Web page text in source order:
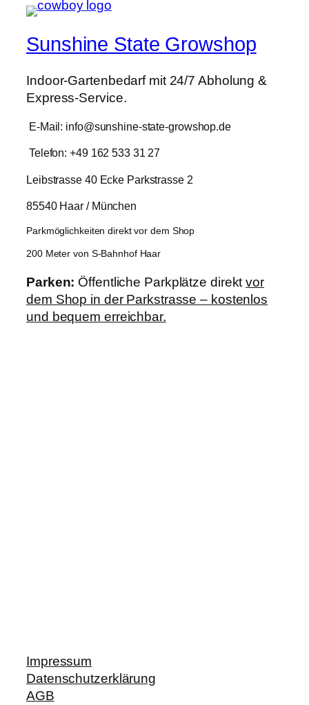
Sunshine State Growshop
Indoor-Gartenbedarf mit 24/7 Abholung &
Express-Service.
E-Mail: info@sunshine-state-growshop.de
Telefon: +49 162 533 31 27
Leibstrasse 40 Ecke Parkstrasse 2
85540 Haar / München
Parkmöglichkeiten direkt vor dem Shop
200 Meter von S-Bahnhof Haar
Parken: Öffentliche Parkplätze direktvor
dem Shop in der Parkstrasse – kostenlos
und bequem erreichbar.
Impressum
Datenschutzerklärung
AGB